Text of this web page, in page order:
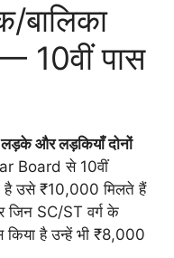
बालिका
10वीं पास
लड़के और लड़कियाँ दोनों
Board से 10वीं
है उसे ₹10,000 मिलते हैं
जिन SC/ST वर्ग के
किया है उन्हें भी ₹8,000